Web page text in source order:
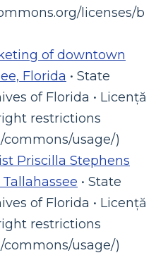
licenses/b
of downtown
Florida • State
of Florida • Licență
restrictions
usage/)
Priscilla Stephens
• State
of Florida • Licență
restrictions
usage/)